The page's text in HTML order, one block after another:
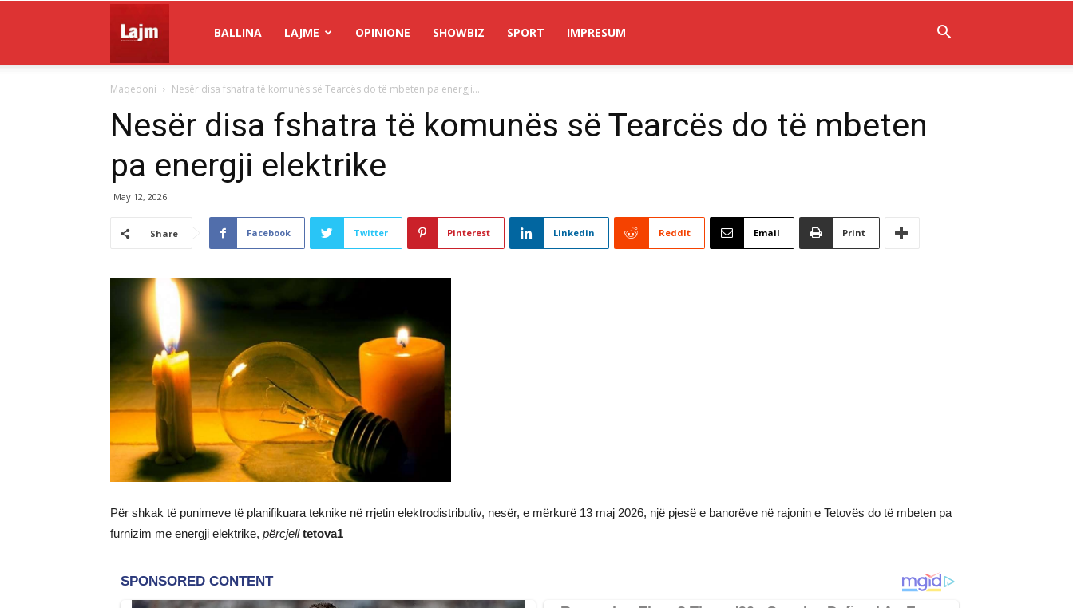
Lajm
BALLINA LAJME OPINIONE SHOWBIZ SPORT IMPRESUM
Maqedoni Nesër disa fshatra të komunës së Tearcës do të mbeten pa energji...
Nesër disa fshatra të komunës së Tearcës do të mbeten
pa energji elektrike
May 12, 2026
Share Facebook Twitter Pinterest Linkedin ReddIt Email Print
Për shkak të punimeve të planifikuara teknike në rrjetin elektrodistributiv, nesër, e mërkurë 13 maj 2026, një pjesë e banorëve në rajonin e Tetovës do të mbeten pa
furnizim me energji elektrike, përcjell tetova1